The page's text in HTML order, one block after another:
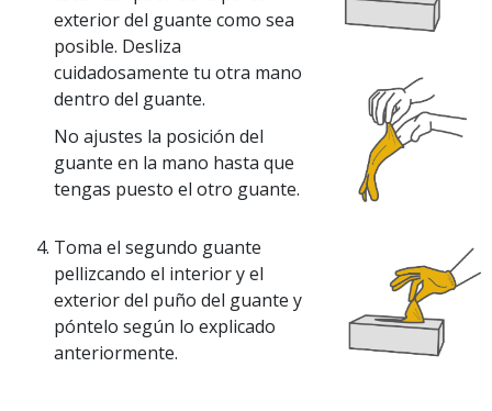
exterior del guante como sea
posible. Desliza
cuidadosamente tu otra mano
dentro del guante.
No ajustes la posición del
guante en la mano hasta que
tengas puesto el otro guante.
Toma el segundo guante
pellizcando el interior y el
exterior del puño del guante y
póntelo según lo explicado
anteriormente.